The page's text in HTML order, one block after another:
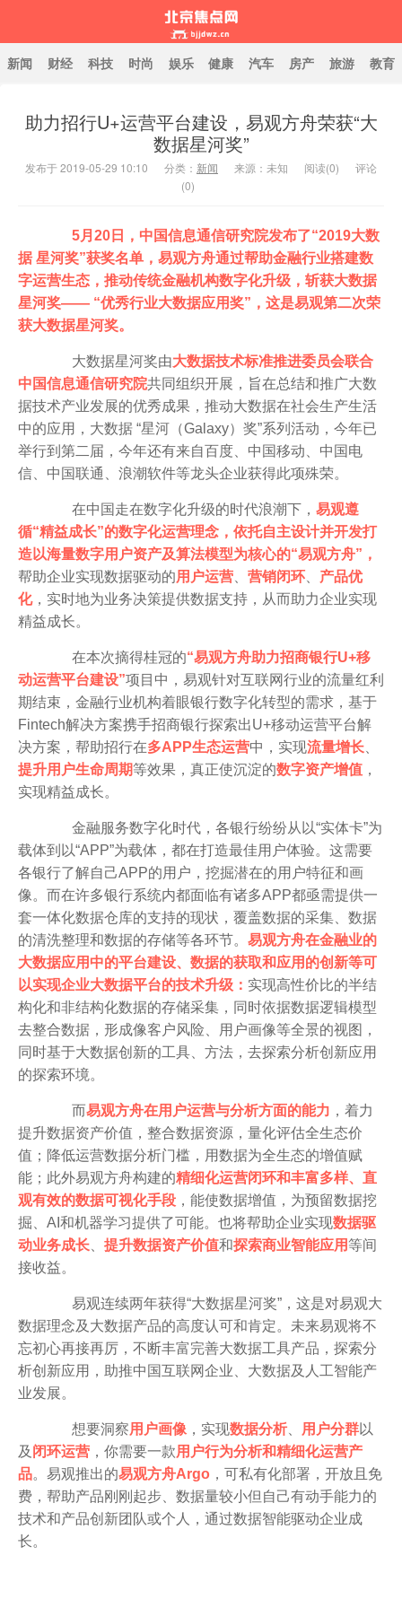
北京焦点网
新闻 财经 科技 时尚 娱乐 健康 汽车 房产 旅游 教育
助力招行U+运营平台建设，易观方舟荣获“大
数据星河奖”
发布于 2019-05-29 10:10 分类： 新闻 来源：未知 阅读(0)
评论
(0)
5月20日，中国信息通信研究院发布了“2019大数
据 星河奖”获奖名单，易观方舟通过帮助金融行业搭建数
字运营生态，推动传统金融机构数字化升级，斩获大数据
星河奖—— “优秀行业大数据应用奖”，这是易观第二次荣
获大数据星河奖。
大数据星河奖由大数据技术标准推进委员会联合
中国信息通信研究院共同组织开展，旨在总结和推广大数
据技术产业发展的优秀成果，推动大数据在社会生产生活
中的应用，大数据 “星河（Galaxy）奖”系列活动，今年已
举行到第二届，今年还有来自百度、中国移动、中国电
信、中国联通、浪潮软件等龙头企业获得此项殊荣。
在中国走在数字化升级的时代浪潮下， 易观遵
循“精益成长”的数字化运营理念，依托自主设计并开发打
造以海量数字用户资产及算法模型为核心的“易观方舟”，
帮助企业实现数据驱动的用户运营 营销闭环
产品优
化，实时地为业务决策提供数据支持，从而助力企业实现
精益成长。
在本次摘得桂冠的“易观方舟助力招商银行U+移
动运营平台建设”项目中，易观针对互联网行业的流量红利
期结束，金融行业机构着眼银行数字化转型的需求，基于
Fintech解决方案携手招商银行探索出U+移动运营平台解
决方案，帮助招行在多APP生态运营中，实现流量增长
提升用户生命周期等效果，真正使沉淀的数字资产增值 ，
实现精益成长。
金融服务数字化时代，各银行纷纷从以“实体卡”为
载体到以“APP”为载体，都在打造最佳用户体验。这需要
各银行了解自己APP的用户，挖掘潜在的用户特征和画
像。而在许多银行系统内都面临有诸多APP都亟需提供一
套一体化数据仓库的支持的现状，覆盖数据的采集、数据
的清洗整理和数据的存储等各环节。 易观方舟在金融业的
大数据应用中的平台建设、数据的获取和应用的创新等可
以实现企业大数据平台的技术升级： 实现高性价比的半结
构化和非结构化数据的存储采集，同时依据数据逻辑模型
去整合数据，形成像客户风险、用户画像等全景的视图，
同时基于大数据创新的工具、方法，去探索分析创新应用
的探索环境。
而易观方舟在用户运营与分析方面的能力 ，着力
提升数据资产价值，整合数据资源，量化评估全生态价
值；降低运营数据分析门槛，用数据为全生态的增值赋
能；此外易观方舟构建的精细化运营闭环和丰富多样、直
观有效的数据可视化手段 ，能使数据增值，为预留数据挖
掘、AI和机器学习提供了可能。也将帮助企业实现数据驱
动业务成长
提升数据资产价值和探索商业智能应用 等间
接收益。
易观连续两年获得“大数据星河奖”，这是对易观大
数据理念及大数据产品的高度认可和肯定。未来易观将不
忘初心再接再厉，不断丰富完善大数据工具产品，探索分
析创新应用，助推中国互联网企业、大数据及人工智能产
业发展。
想要洞察用户画像 ，实现数据分析 用户分群以
及 闭环运营 ，你需要一款用户行为分析和精细化运营产
品。易观推出的易观方舟Argo ，可私有化部署，开放且免
费，帮助产品刚刚起步、数据量较小但自己有动手能力的
技术和产品创新团队或个人，通过数据智能驱动企业成
长。